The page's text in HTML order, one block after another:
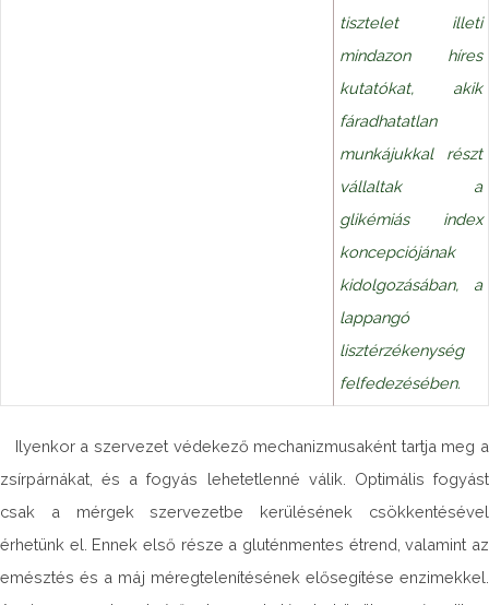
tisztelet illeti
mindazon híres
kutatókat, akik
fáradhatatlan
munkájukkal részt
vállaltak a
glikémiás index
koncepciójának
kidolgozásában, a
lappangó
lisztérzékenység
felfedezésében.
Ilyenkor a szervezet védekező mechanizmusaként tartja meg a
zsírpárnákat, és a fogyás lehetetlenné válik. Optimális fogyást
csak a mérgek szervezetbe kerülésének csökkentésével
érhetünk el. Ennek első része a gluténmentes étrend, valamint az
emésztés és a máj méregtelenítésének elősegítése enzimekkel.